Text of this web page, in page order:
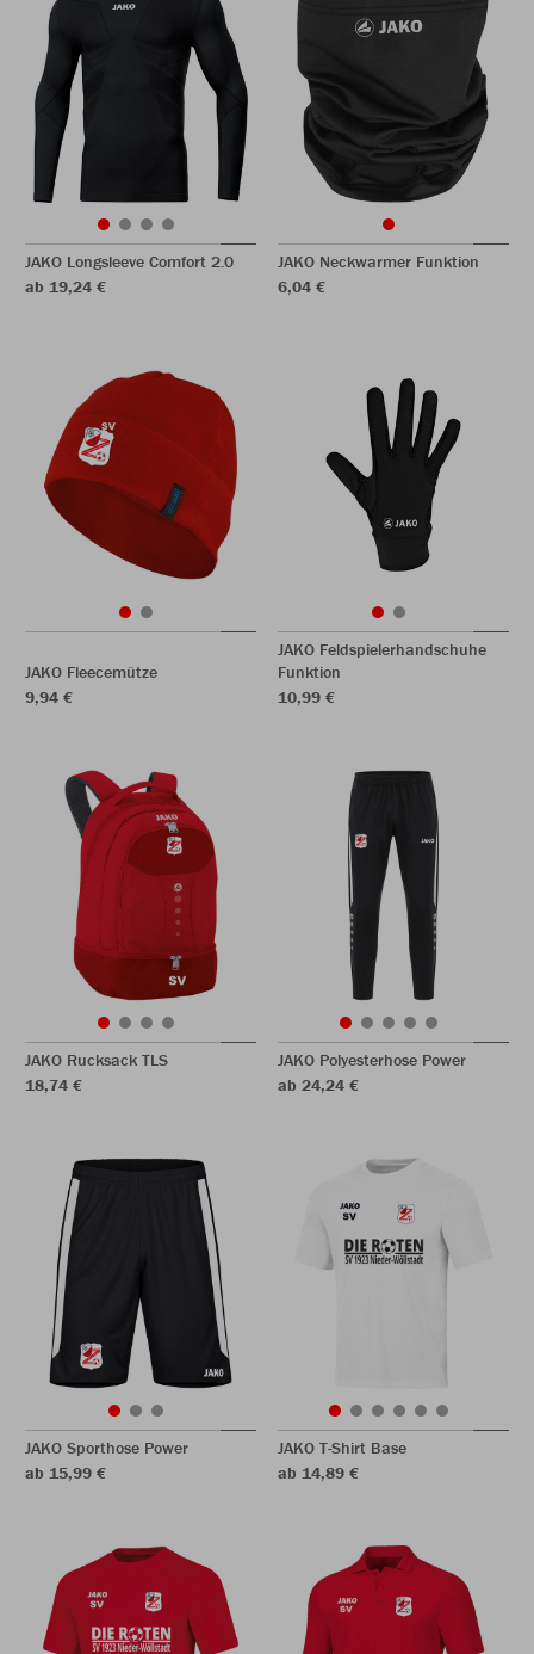
JAKO Longsleeve Comfort 2.0
ab 19,24 €
JAKO Neckwarmer Funktion
6,04 €
JAKO Fleecemütze
9,94 €
JAKO Feldspielerhandschuhe
Funktion
10,99 €
JAKO Rucksack TLS
18,74 €
JAKO Polyesterhose Power
ab 24,24 €
JAKO Sporthose Power
ab 15,99 €
JAKO T-Shirt Base
ab 14,89 €